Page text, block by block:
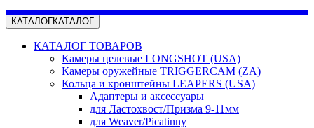
КАТАЛОГКАТАЛОГ
КАТАЛОГ ТОВАРОВ
Камеры целевые LONGSHOT (USA)
Камеры оружейные TRIGGERCAM (ZA)
Кольца и кронштейны LEAPERS (USA)
Адаптеры и аксессуары
для Ластохвост/Призма 9-11мм
для Weaver/Picatinny